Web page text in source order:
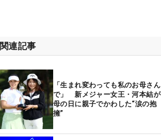
関連記事
「生まれ変わっても私のお母さん
で」 新メジャー女王・河本結が
母の日に親子でかわした“涙の抱
擁”